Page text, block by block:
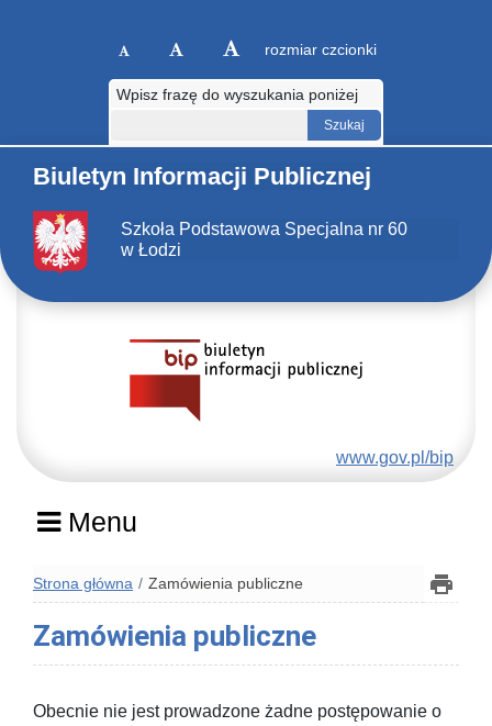
rozmiar czcionki
Wpisz frazę do wyszukania poniżej
Biuletyn Informacji Publicznej
Szkoła Podstawowa Specjalna nr 60
w Łodzi
www.gov.pl/bip
Menu
Strona główna Zamówienia publiczne
Zamówienia publiczne
Obecnie nie jest prowadzone żadne postępowanie o